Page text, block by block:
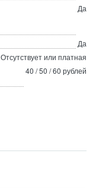
Да
Да
Отсутствует или платная
40 / 50 / 60 рублей